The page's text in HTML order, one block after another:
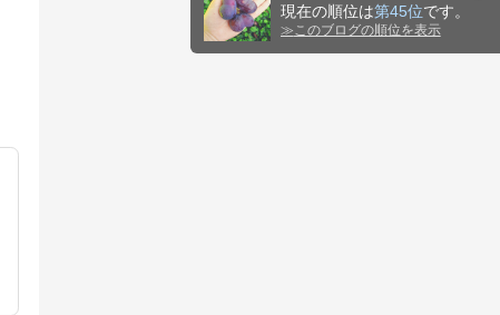
現在の順位は第45位です。
≫ このブログの順位を表示